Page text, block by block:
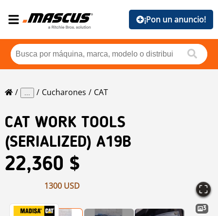
¡Pon un anuncio!
... Cucharones CAT
CAT WORK TOOLS
(SERIALIZED) A19B
22,360 $
1300 USD
3